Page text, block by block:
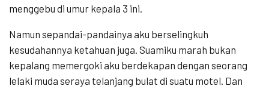
menggebu di umur kepala 3 ini.
Namun sepandai-pandainya aku berselingkuh
kesudahannya ketahuan juga. Suamiku marah bukan
kepalang memergoki aku berdekapan dengan seorang
lelaki muda seraya telanjang bulat di suatu motel. Dan